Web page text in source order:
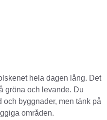
hela dagen lång. Det
gröna och levande. Du
och byggnader, men tänk på
områden.